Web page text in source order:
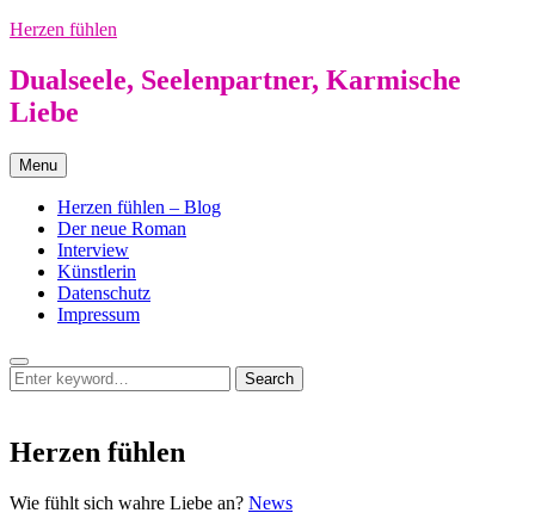
Skip
content
Herzen fühlen
Dualseele, Seelenpartner, Karmische
Liebe
Menu
Herzen fühlen – Blog
Der neue Roman
Interview
Künstlerin
Datenschutz
Impressum
Search
Search
for:
Search
Herzen fühlen
Wie fühlt sich wahre Liebe an? NewsHerzen